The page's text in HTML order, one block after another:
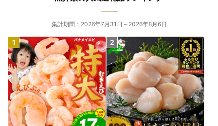
集計期間：2026年7月31日～2026年8月6日